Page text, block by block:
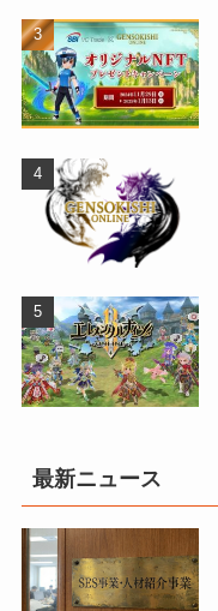
最新ニュース